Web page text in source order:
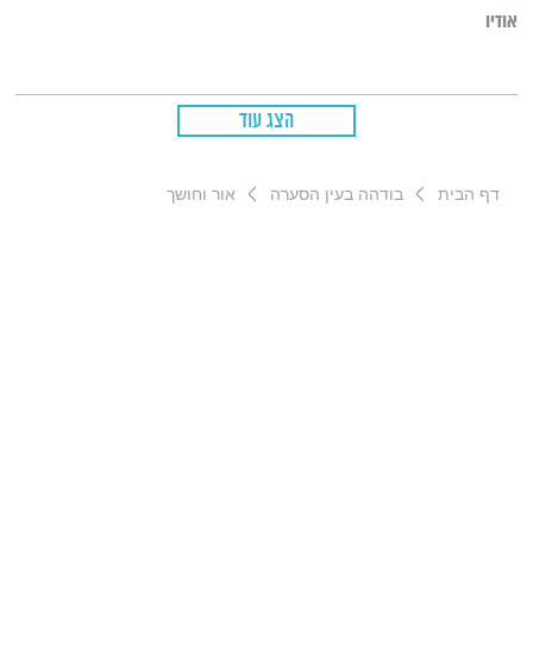
אודיו
הצג עוד
דף הבית בודהה בעין הסערה אור וחושך